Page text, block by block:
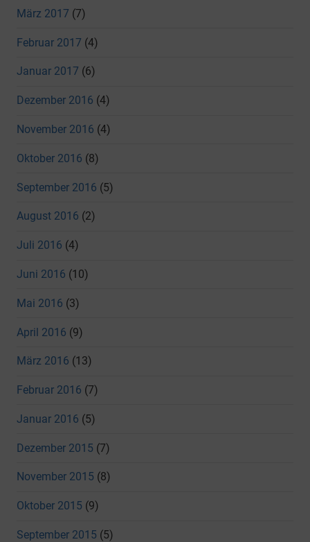
März 2017 (7)
Februar 2017 (4)
Januar 2017 (6)
Dezember 2016 (4)
November 2016 (4)
Oktober 2016 (8)
September 2016 (5)
August 2016 (2)
Juli 2016 (4)
Juni 2016 (10)
Mai 2016 (3)
April 2016 (9)
März 2016 (13)
Februar 2016 (7)
Januar 2016 (5)
Dezember 2015 (7)
November 2015 (8)
Oktober 2015 (9)
September 2015 (5)